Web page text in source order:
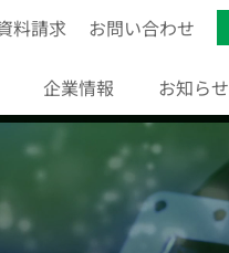
料請求 お問い合わせ
企業情報 お知らせ